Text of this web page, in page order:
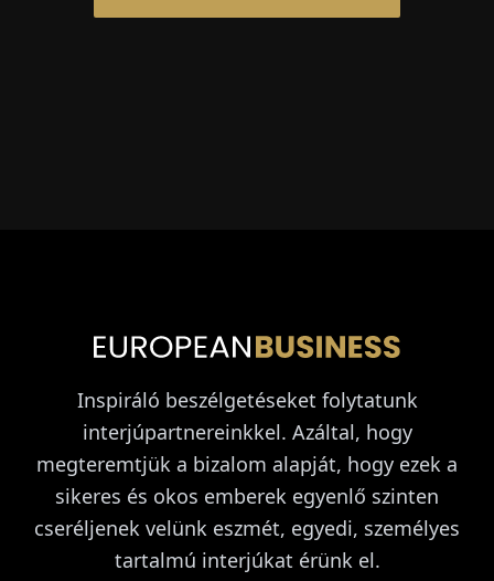
Inspiráló beszélgetéseket folytatunk
interjúpartnereinkkel. Azáltal, hogy
megteremtjük a bizalom alapját, hogy ezek a
sikeres és okos emberek egyenlő szinten
cseréljenek velünk eszmét, egyedi, személyes
tartalmú interjúkat érünk el.